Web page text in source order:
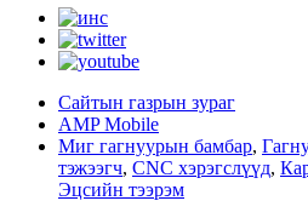
Сайтын газрын зураг
AMP Mobile
Миг гагнуурын бамбар,
тэжээгч, CNC хэрэгслүүд,
Эцсийн тээрэм